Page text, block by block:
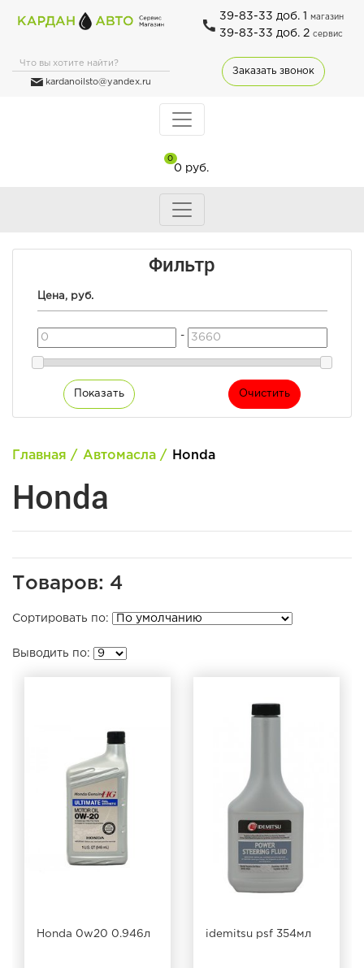
kardanoilsto@yandex.ru
39-83-33 доб. 1 магазин
39-83-33 доб. 2 сервис
Заказать звонок
0
0 руб.
Фильтр
Цена, руб.
-
Показать Очистить
Главная Автомасла Honda
Honda
Товаров: 4
Сортировать по:
Выводить по:
Honda 0w20 0.946л idemitsu psf 354мл